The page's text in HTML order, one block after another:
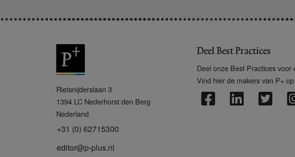
+
Rietsnijderslaan 3
1394 LC Nederhorst den Berg
Nederland
+31 (0) 62715300
editor@p-plus.nl
Deel Best Practices
Deel onze Best Practices
Vind hier de makers van P+